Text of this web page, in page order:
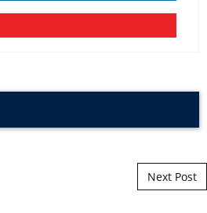
Next Post